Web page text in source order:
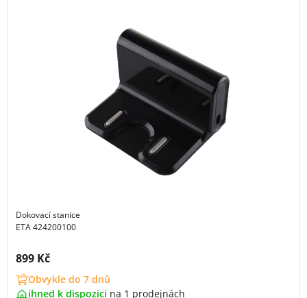
Dokovací stanice
ETA 424200100
Cena s DPH:
899 Kč
Obvykle do 7 dnů
ihned k dispozici na 1 prodejnách